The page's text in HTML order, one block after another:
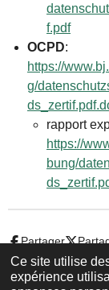
Ce site utilise
expérience
f.pdf
OCPD:
https://
g/
rapport
https://
bung/
Partager
© 2022 - 2026